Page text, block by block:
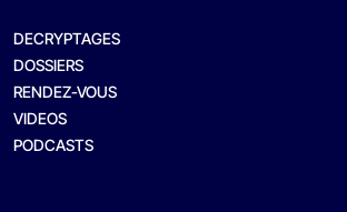
DECRYPTAGES
DOSSIERS
RENDEZ-VOUS
VIDEOS
PODCASTS